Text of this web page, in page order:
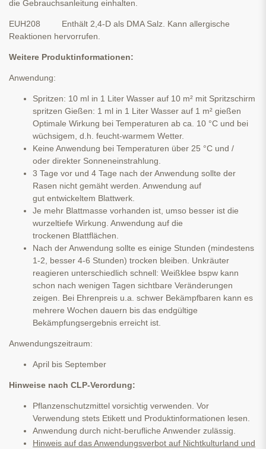
die Gebrauchsanleitung einhalten.
EUH208 Enthält 2,4-D als DMA Salz. Kann allergische
Reaktionen hervorrufen.
Weitere Produktinformationen:
Anwendung:
Spritzen: 10 ml in 1 Liter Wasser auf 10 m² mit Spritzschirm
spritzen Gießen: 1 ml in 1 Liter Wasser auf 1 m² gießen
Optimale Wirkung bei Temperaturen ab ca. 10 °C und bei
wüchsigem, d.h. feucht-warmem Wetter.
Keine Anwendung bei Temperaturen über 25 °C und /
oder direkter Sonneneinstrahlung.
3 Tage vor und 4 Tage nach der Anwendung sollte der
Rasen nicht gemäht werden. Anwendung auf
gut entwickeltem Blattwerk.
Je mehr Blattmasse vorhanden ist, umso besser ist die
wurzeltiefe Wirkung. Anwendung auf die
trockenen Blattflächen.
Nach der Anwendung sollte es einige Stunden (mindestens
1-2, besser 4-6 Stunden) trocken bleiben. Unkräuter
reagieren unterschiedlich schnell: Weißklee bspw kann
schon nach wenigen Tagen sichtbare Veränderungen
zeigen. Bei Ehrenpreis u.a. schwer Bekämpfbaren kann es
mehrere Wochen dauern bis das endgültige
Bekämpfungsergebnis erreicht ist.
Anwendungszeitraum:
April bis September
Hinweise nach CLP-Verordung:
Pflanzenschutzmittel vorsichtig verwenden. Vor
Verwendung stets Etikett und Produktinformationen lesen.
Anwendung durch nicht-berufliche Anwender zulässig.
Hinweis auf das Anwendungsverbot auf Nichtkulturland und